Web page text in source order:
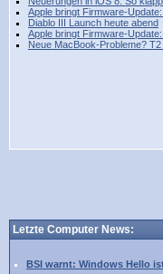
Apple bringt Firmware-
Diablo III Launch heute abend
Apple bringt Firmware-
Neue MacBook-Probleme?
Letzte Computer News:
BSI warnt: Windows Hello